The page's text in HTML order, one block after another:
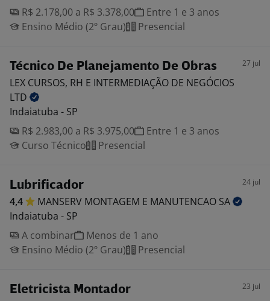
R$ 2.178,00 a R$ 3.378,00
Entre 1 e 3 anos
Ensino Médio (2º Grau)
Presencial
Técnico De Planejamento De Obras 27 jul
LEX CURSOS, RH E INTERMEDIAÇÃO DE NEGÓCIOS
LTD
Indaiatuba - SP
R$ 2.983,00 a R$ 3.975,00
Entre 1 e 3 anos
Curso Técnico
Presencial
Lubrificador 24 jul
4,4 MANSERV MONTAGEM E MANUTENCAO SA
Indaiatuba - SP
A combinar
Menos de 1 ano
Ensino Médio (2º Grau)
Presencial
Eletricista Montador 23 jul